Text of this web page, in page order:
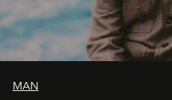
MAN